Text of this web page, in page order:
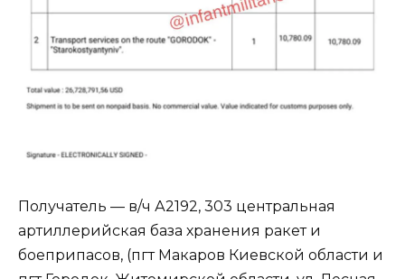
Получатель — в/ч А2192, 303 центральная
артиллерийская база хранения ракет и
боеприпасов, (пгт Макаров Киевской области и